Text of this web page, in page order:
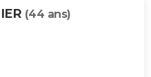
(44 ans)